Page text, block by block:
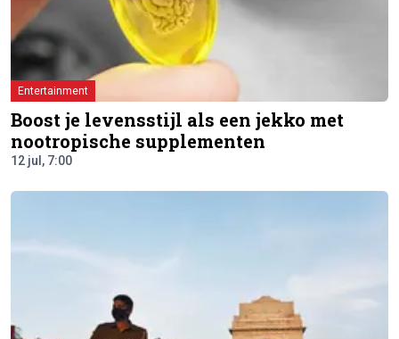
Entertainment
Boost je levensstijl als een jekko met
nootropische supplementen
12 jul, 7:00